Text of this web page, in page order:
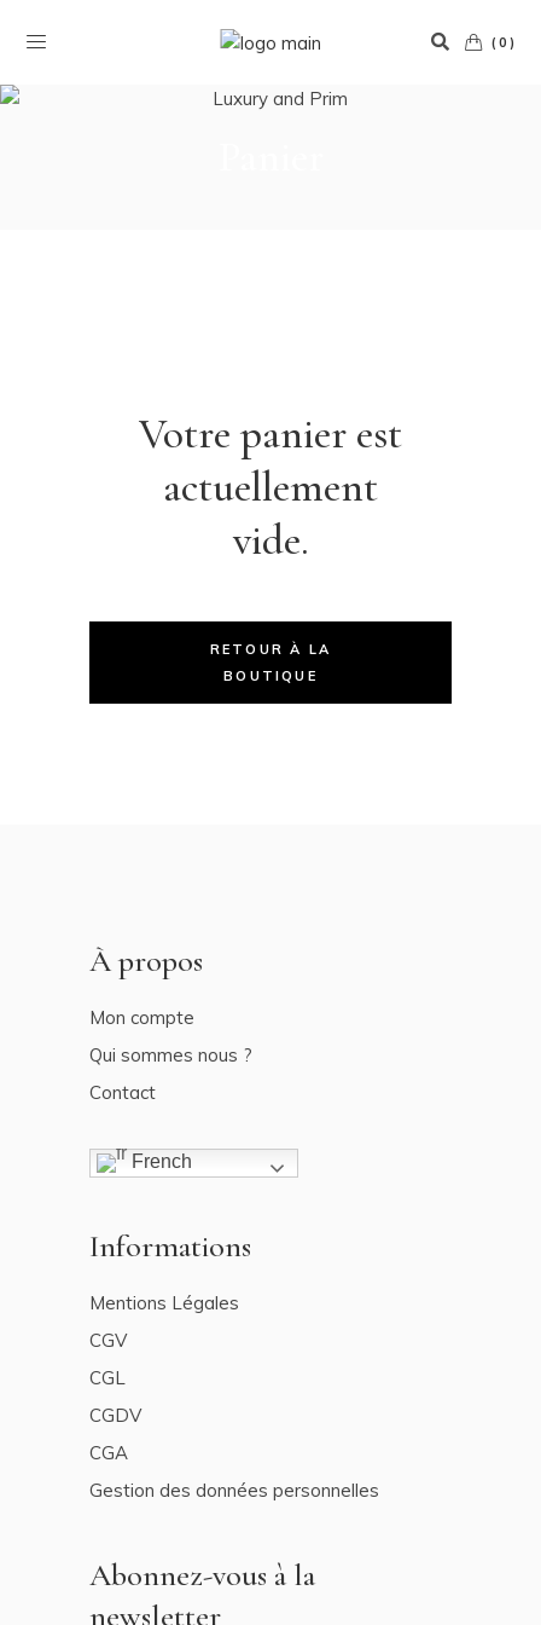
(0)
Votre panier est
actuellement
vide.
RETOUR À LA
BOUTIQUE
À propos
Mon compte
Qui sommes nous ?
Contact
French
Informations
Mentions Légales
CGV
CGL
CGDV
CGA
Gestion des données personnelles
Abonnez-vous à la
newsletter